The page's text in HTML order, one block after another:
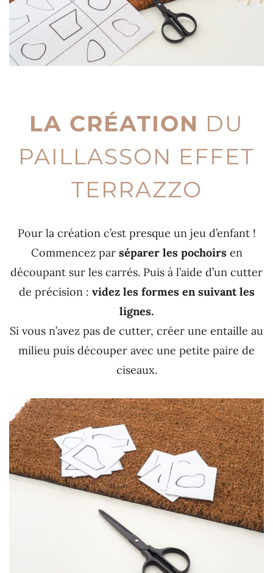
LA CRÉATION DU
PAILLASSON EFFET
TERRAZZO
Pour la création c’est presque un jeu d’enfant !
Commencez par séparer les pochoirs en
découpant sur les carrés. Puis à l’aide d’un cutter
de précision : videz les formes en suivant les
lignes.
Si vous n’avez pas de cutter, créer une entaille au
milieu puis découper avec une petite paire de
ciseaux.